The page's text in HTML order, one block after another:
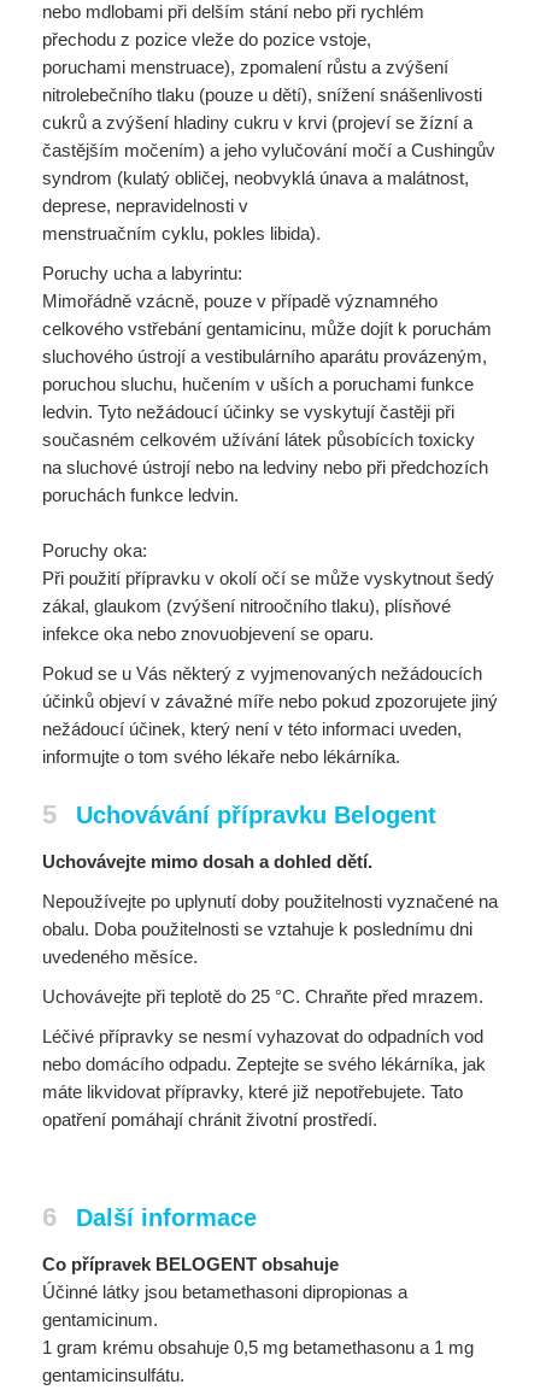
nebo mdlobami při delším stání nebo při rychlém
přechodu z pozice vleže do pozice vstoje,
poruchami menstruace), zpomalení růstu a zvýšení
nitrolebečního tlaku (pouze u dětí), snížení snášenlivosti
cukrů a zvýšení hladiny cukru v krvi (projeví se žízní a
častějším močením) a jeho vylučování močí a Cushingův
syndrom (kulatý obličej, neobvyklá únava a malátnost,
deprese, nepravidelnosti v
menstruačním cyklu, pokles libida).
Poruchy ucha a labyrintu:
Mimořádně vzácně, pouze v případě významného
celkového vstřebání gentamicinu, může dojít k poruchám
sluchového ústrojí a vestibulárního aparátu provázeným,
poruchou sluchu, hučením v uších a poruchami funkce
ledvin. Tyto nežádoucí účinky se vyskytují častěji při
současném celkovém užívání látek působících toxicky
na sluchové ústrojí nebo na ledviny nebo při předchozích
poruchách funkce ledvin.
Poruchy oka:
Při použití přípravku v okolí očí se může vyskytnout šedý
zákal, glaukom (zvýšení nitroočního tlaku), plísňové
infekce oka nebo znovuobjevení se oparu.
Pokud se u Vás některý z vyjmenovaných nežádoucích
účinků objeví v závažné míře nebo pokud zpozorujete jiný
nežádoucí účinek, který není v této informaci uveden,
informujte o tom svého lékaře nebo lékárníka.
5 Uchovávání přípravku Belogent
Uchovávejte mimo dosah a dohled dětí.
Nepoužívejte po uplynutí doby použitelnosti vyznačené na
obalu. Doba použitelnosti se vztahuje k poslednímu dni
uvedeného měsíce.
Uchovávejte při teplotě do 25 °C. Chraňte před mrazem.
Léčivé přípravky se nesmí vyhazovat do odpadních vod
nebo domácího odpadu. Zeptejte se svého lékárníka, jak
máte likvidovat přípravky, které již nepotřebujete. Tato
opatření pomáhají chránit životní prostředí.
6 Další informace
Co přípravek BELOGENT obsahuje
Účinné látky jsou betamethasoni dipropionas a
gentamicinum.
1 gram krému obsahuje 0,5 mg betamethasonu a 1 mg
gentamicinsulfátu.